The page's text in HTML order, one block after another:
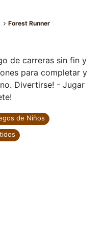
Forest Runner
de carreras sin fin y
para completar y
Divertirse! - Jugar
de Niños